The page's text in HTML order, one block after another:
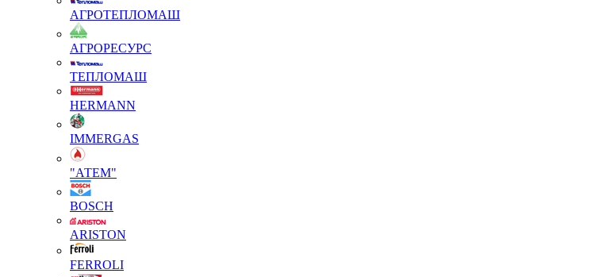
АГРОТЕПЛОМАШ
АГРОРЕСУРС
ТЕПЛОМАШ
HERMANN
IMMERGAS
"АТЕМ"
BOSCH
ARISTON
FERROLI